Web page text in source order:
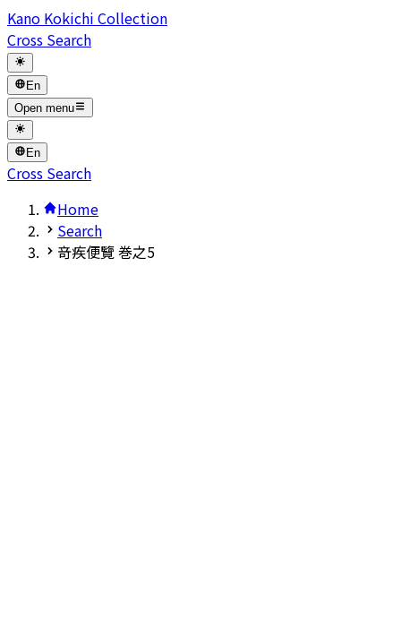
Kano Kokichi Collection
Cross Search
En
Open menu
En
Cross Search
Home
Search
竒疾便覽 巻之5